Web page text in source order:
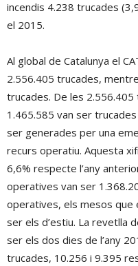
incendis 4.238 trucades
el 2015.
Al global de Catalunya el
2.556.405 trucades,
trucades. De les 2.556.405
1.465.585 van ser
ser generades per una
recurs operatiu. Aquesta
6,6% respecte l’any
operatives van ser
operatives, els mesos que
ser els d’estiu. La revetlla
ser els dos dies de l’any
trucades, 10.256 i 9.395